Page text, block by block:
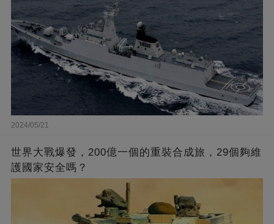
2024/05/21
世界大戰爆發，200億一個的重裝合成旅，29個夠維
護國家安全嗎？